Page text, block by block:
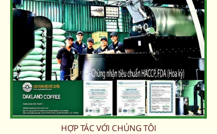
HỢP TÁC VỚI CHÚNG TÔI